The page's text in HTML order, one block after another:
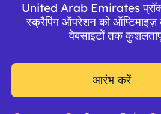
United Arab Emirates
स्क्रैपिंग ऑपरेशन को ऑप्टिमाइज़
वेबसाइटों तक
आरंभ करें